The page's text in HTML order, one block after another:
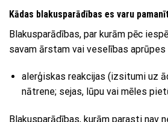
Kādas blakusparādības es varu
Blakusparādības, par kurām pēc
savam ārstam vai veselības
alerģiskas reakcijas (izsitumi uz
nātrene; sejas, lūpu vai mēles
Blakusparādības, kurām parasti nav